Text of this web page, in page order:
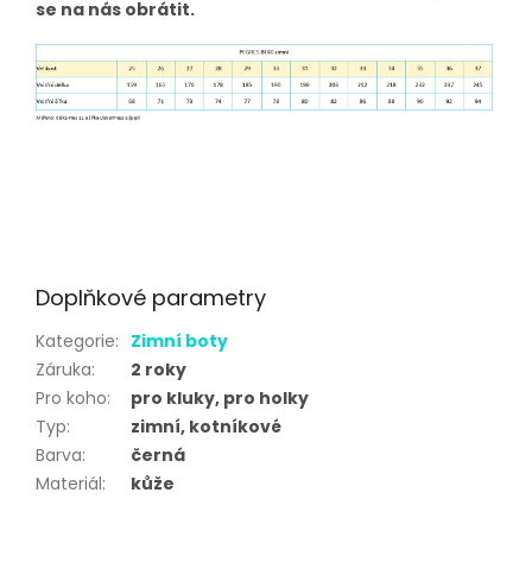
se na nás obrátit.
Doplňkové parametry
Kategorie: Zimní boty
Záruka:
2 roky
Pro koho:
pro kluky, pro holky
Typ:
zimní, kotníkové
Barva:
černá
Materiál: kůže